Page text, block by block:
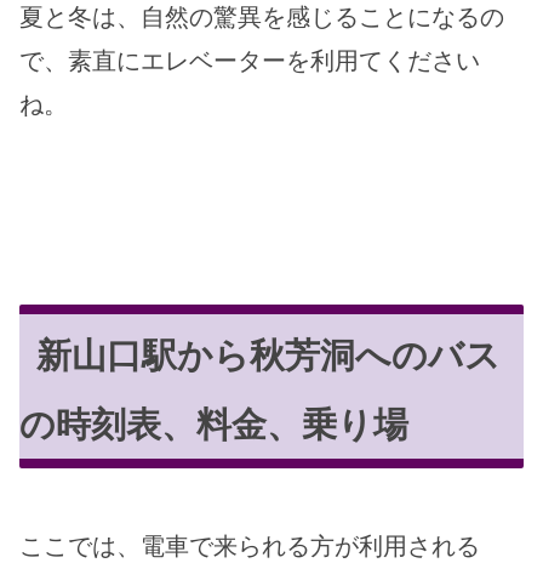
夏と冬は、自然の驚異を感じることになるの
で、素直にエレベーターを利用てください
ね。
新山口駅から秋芳洞へのバス
の時刻表、料金、乗り場
ここでは、電車で来られる方が利用される